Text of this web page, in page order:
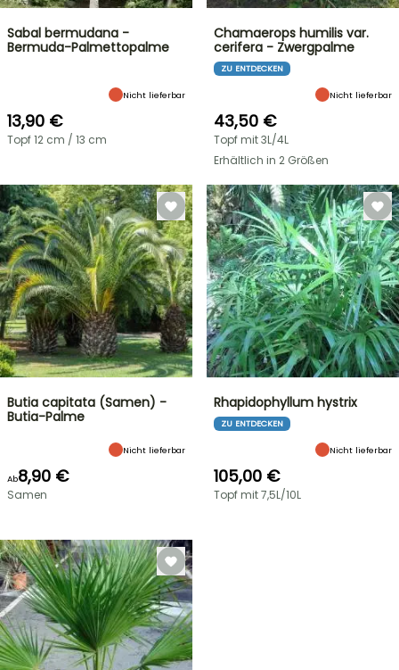
Sabal bermudana -
Bermuda-Palmettopalme
Nicht lieferbar
13,90 €
Topf 12 cm / 13 cm
Chamaerops humilis var.
cerifera - Zwergpalme
ZU ENTDECKEN
Nicht lieferbar
43,50 €
Topf mit 3L/4L
Erhältlich in 2 Größen
Butia capitata (Samen) -
Butia-Palme
Nicht lieferbar
Ab8,90 €
Samen
Rhapidophyllum hystrix
ZU ENTDECKEN
Nicht lieferbar
105,00 €
Topf mit 7,5L/10L